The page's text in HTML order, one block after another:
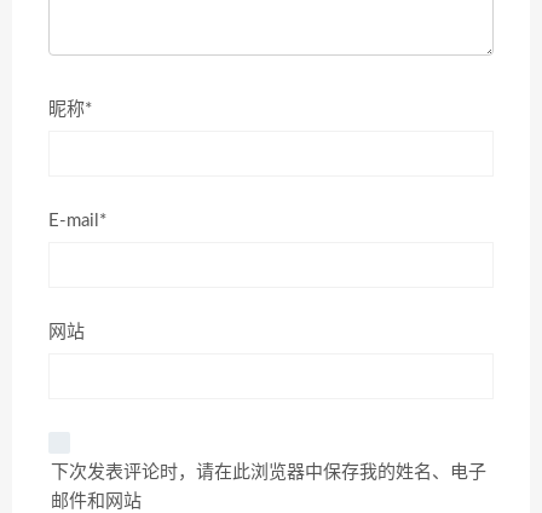
昵称*
E-mail*
网站
下次发表评论时，请在此浏览器中保存我的姓名、电子
邮件和网站